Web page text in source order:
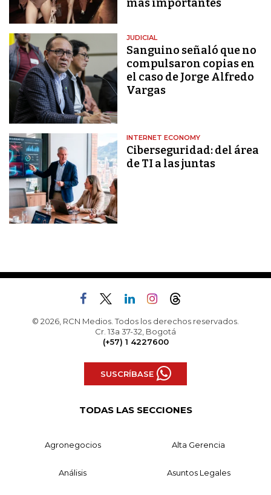
más importantes
JUDICIAL
Sanguino señaló que no
compulsaron copias en
el caso de Jorge Alfredo
Vargas
INTERNET ECONOMY
Ciberseguridad: del área
de TI a las juntas
© 2026, RCN Medios. Todos los derechos reservados.
Cr. 13a 37-32, Bogotá
(+57) 1 4227600
SUSCRÍBASE
TODAS LAS SECCIONES
Agronegocios Alta Gerencia
Análisis Asuntos Legales